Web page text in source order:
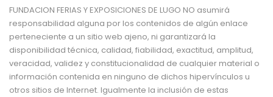
FUNDACION FERIAS Y EXPOSICIONES DE LUGO NO asumirá
responsabilidad alguna por los contenidos de algún enlace
perteneciente a un sitio web ajeno, ni garantizará la
disponibilidad técnica, calidad, fiabilidad, exactitud, amplitud,
veracidad, validez y constitucionalidad de cualquier material o
información contenida en ninguno de dichos hipervínculos u
otros sitios de Internet. Igualmente la inclusión de estas